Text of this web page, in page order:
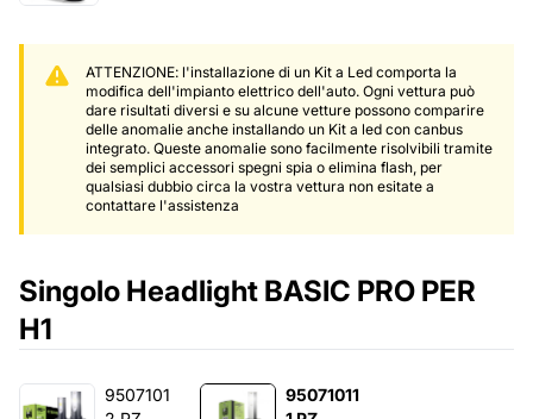
ATTENZIONE: l'installazione di un Kit a Led comporta la
modifica dell'impianto elettrico dell'auto. Ogni vettura può
dare risultati diversi e su alcune vetture possono comparire
delle anomalie anche installando un Kit a led con canbus
integrato. Queste anomalie sono facilmente risolvibili tramite
dei semplici accessori spegni spia o elimina flash, per
qualsiasi dubbio circa la vostra vettura non esitate a
contattare l'assistenza
Singolo Headlight BASIC PRO PER
H1
9507101
95071011